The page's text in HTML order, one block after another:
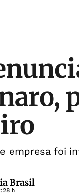
empresa foi
Brasil
h